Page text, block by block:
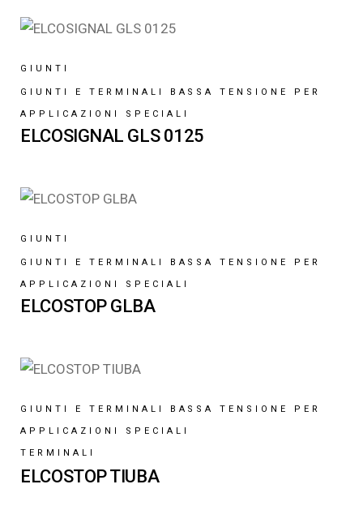
GIUNTI
GIUNTI E TERMINALI BASSA TENSIONE PER
APPLICAZIONI SPECIALI
ELCOSIGNAL GLS 0125
GIUNTI
GIUNTI E TERMINALI BASSA TENSIONE PER
APPLICAZIONI SPECIALI
ELCOSTOP GLBA
GIUNTI E TERMINALI BASSA TENSIONE PER
APPLICAZIONI SPECIALI
TERMINALI
ELCOSTOP TIUBA